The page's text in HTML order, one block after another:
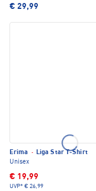
€ 29,99
Erima · Liga Star T-Shirt
Unisex
€ 19,99
UVP* € 26,99